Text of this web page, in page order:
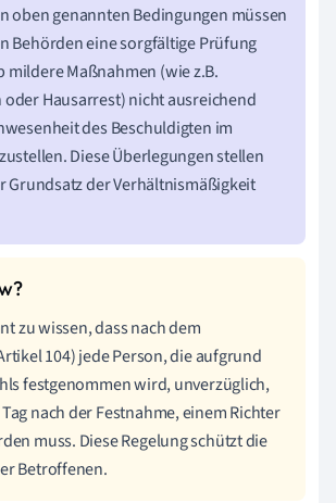
oben genannten Bedingungen müssen
Behörden eine sorgfältige Prüfung
mildere Maßnahmen (wie z.B.
oder Hausarrest) nicht ausreichend
des Beschuldigten im
Diese Überlegungen stellen
Grundsatz der Verhältnismäßigkeit
zu wissen, dass nach dem
104) jede Person, die aufgrund
festgenommen wird, unverzüglich,
nach der Festnahme, einem Richter
muss. Diese Regelung schützt die
Betroffenen.